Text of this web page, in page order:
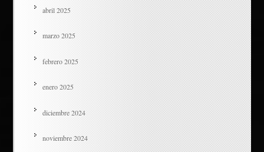
abril 2025
marzo 2025
febrero 2025
enero 2025
diciembre 2024
noviembre 2024